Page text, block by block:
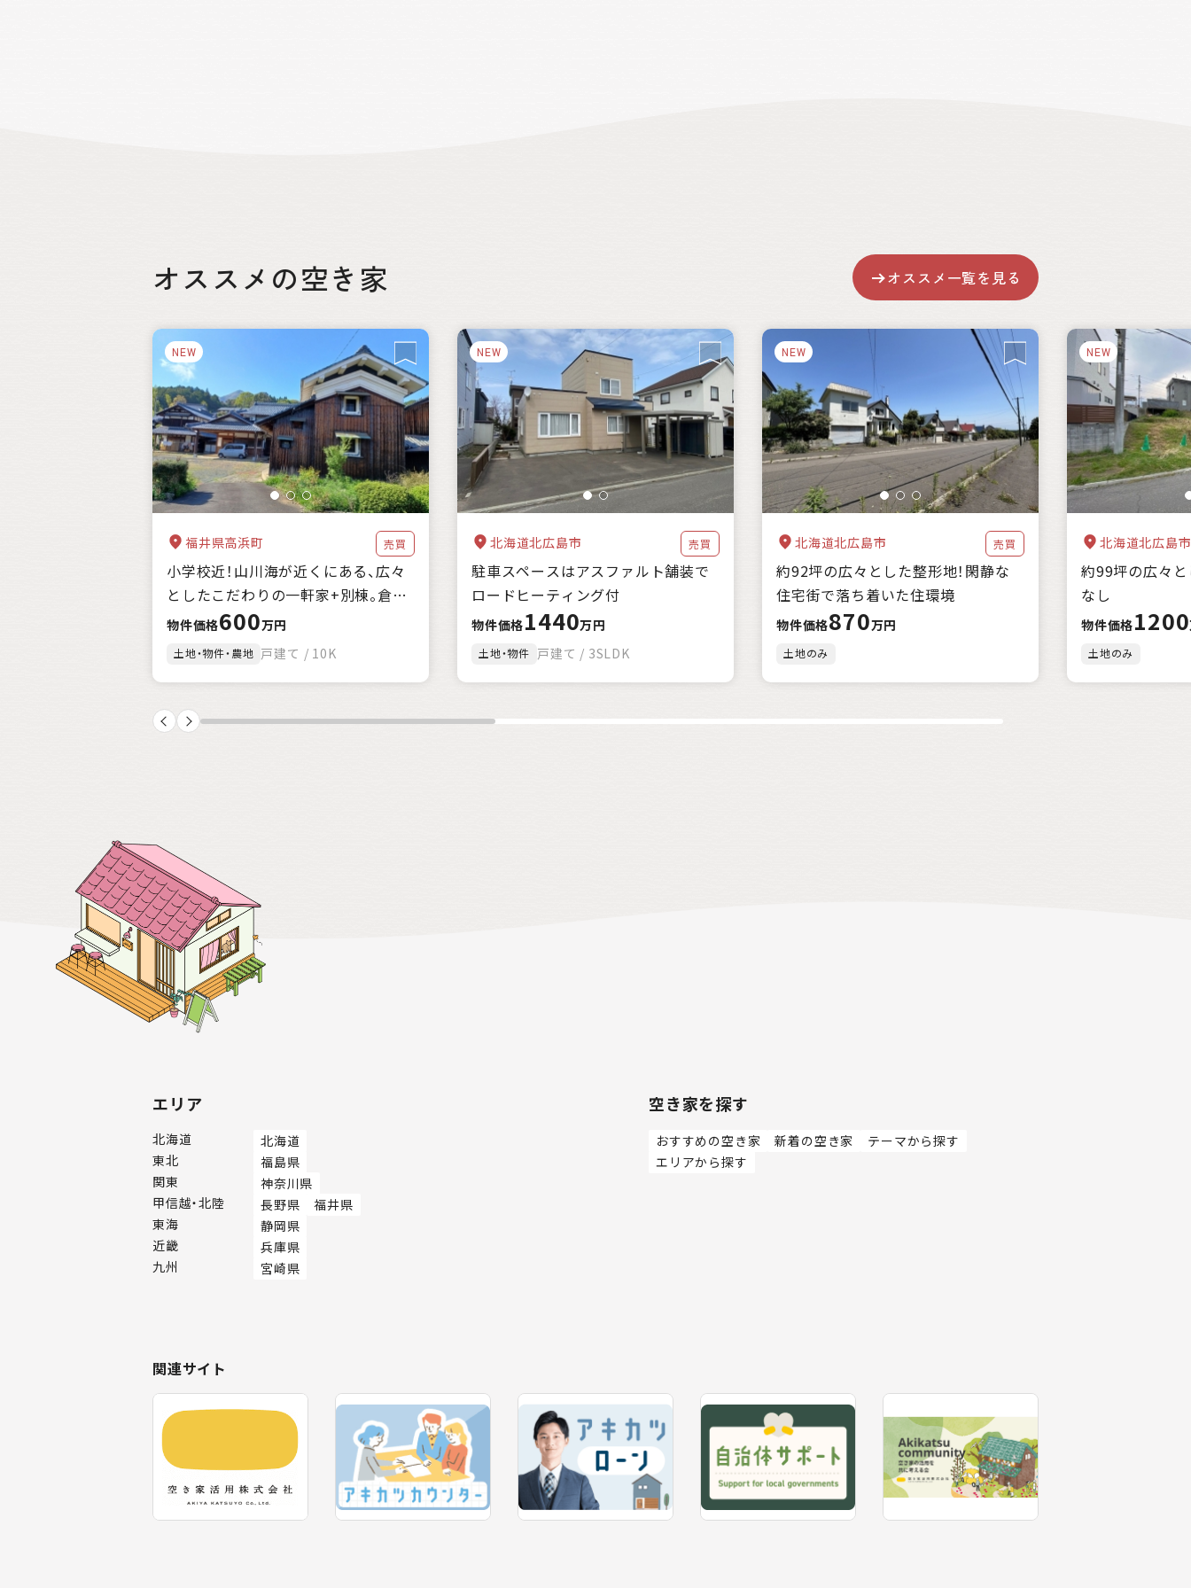
絞り込み
都道府県
自治体の特徴 海に近い 森林が豊か 暖かい地域 涼しい地域 交通が便利
都市近郊
支援制度
家賃補助 住宅購入補助 リフォーム補助 移住補助
起業補助
キーワード
件 クリア 絞込み検索
オススメの空き家
NEW
福井県高浜町 売買
小学校近！山川海が近くにある、広々
としたこだわりの一軒家+別棟。倉
庫、農地付。
物件価格600万円
土地・物件・農地 戸建て / 10K
NEW
北海道北広島市 売買
駐車スペースはアスファルト舗装で
ロードヒーティング付
物件価格1440万円
土地・物件 戸建て / 3SLDK
NEW
北海道北広島市 売買
約92坪の広々とした整形地！閑静な
住宅街で落ち着いた住環境
物件価格870万円
土地のみ
NEW
北海道北広島市
約99坪の広々と
なし
物件価格1200
土地のみ
オススメ一覧を見る
エリア
北海道
北海道
東北
福島県
関東
神奈川県
甲信越・北陸
長野県
福井県
東海
静岡県
近畿
兵庫県
九州
宮崎県
空き家を探す
おすすめの空き家 新着の空き家
テーマから探す
エリアから探す
関連サイト